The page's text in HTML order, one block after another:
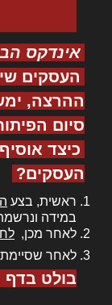
אינדקס
העסקים
ההרצה,
סיום
כיצד
העסקים?
ראשית, בצע
במידה
לאחר מכן,
לאחר
בולט בדף